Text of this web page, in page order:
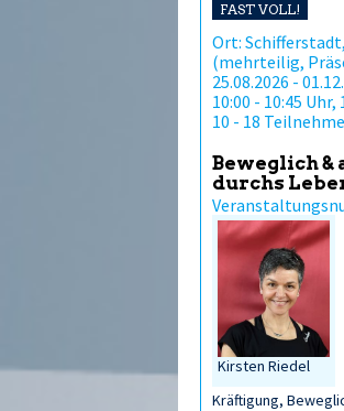
FAST VOLL!
Ort:
(mehrteilig,
25.08.2026 -
10:00 - 10:45
10 - 18
Beweglich &
durchs
Kirsten Riedel
Kräftigung,